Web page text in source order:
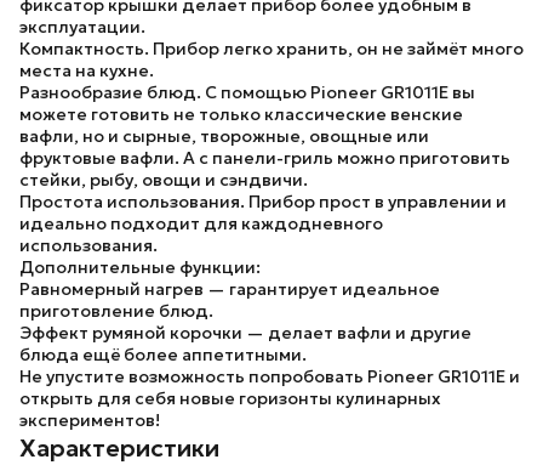
фиксатор крышки делает прибор более удобным в
эксплуатации.
Компактность. Прибор легко хранить, он не займёт много
места на кухне.
Разнообразие блюд. С помощью Pioneer GR1011E вы
можете готовить не только классические венские
вафли, но и сырные, творожные, овощные или
фруктовые вафли. А с панели-гриль можно приготовить
стейки, рыбу, овощи и сэндвичи.
Простота использования. Прибор прост в управлении и
идеально подходит для каждодневного
использования.
Дополнительные функции:
Равномерный нагрев — гарантирует идеальное
приготовление блюд.
Эффект румяной корочки — делает вафли и другие
блюда ещё более аппетитными.
Не упустите возможность попробовать Pioneer GR1011E и
открыть для себя новые горизонты кулинарных
экспериментов!
Характеристики